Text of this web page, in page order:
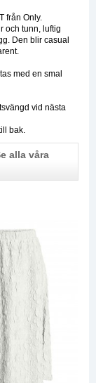
från Only.
och tunn, luftig
Den blir casual
med en smal
vid nästa
bak.
alla våra